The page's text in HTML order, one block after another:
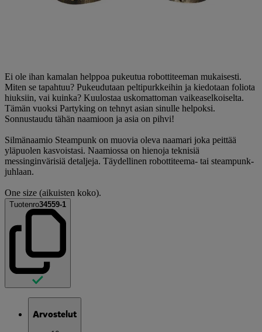
Ei ole ihan kamalan helppoa pukeutua robottiteeman mukaisesti.
Miten se tapahtuu? Pukeudutaan peltipurkkeihin ja kiedotaan foliota
hiuksiin, vai kuinka? Kuulostaa uskomattoman vaikeaselkoiselta.
Tämän vuoksi Partyking on tehnyt asian sinulle helpoksi.
Sonnustaudu tähän naamioon ja asia on pihvi!
Silmänaamio Steampunk on muovia oleva naamari joka peittää
yläpuolen kasvoistasi. Naamiossa on hienoja teknisiä
messinginvärisiä detaljeja. Täydellinen robottiteema- tai steampunk-
juhlaan.
One size (aikuisten koko).
Tuotenro34559-1
Arvostelut